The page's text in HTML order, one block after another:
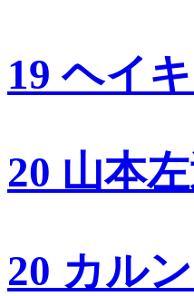
19 ヘイ
20 山本
20 カル